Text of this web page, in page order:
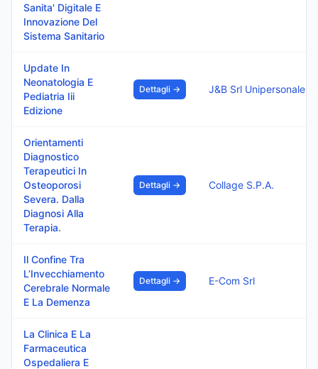
Sanita' Digitale E
Innovazione Del
Sistema Sanitario
Update In
Neonatologia E
Pediatria Iii
Edizione
Dettagli → J&B Srl Unipersonale
Orientamenti
Diagnostico
Terapeutici In
Osteoporosi
Severa. Dalla
Diagnosi Alla
Terapia.
Dettagli → Collage S.P.A.
Il Confine Tra
L’Invecchiamento
Cerebrale Normale
E La Demenza
Dettagli → E-Com Srl
La Clinica E La
Farmaceutica
Ospedaliera E